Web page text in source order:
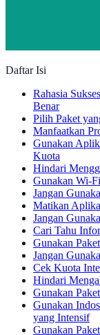
Daftar Isi
Rahasia
Benar
Pilih Paket
Manfaatkan
Gunakan
Kuota
Hindari
Gunakan Wi-
Jangan
Matikan
Jangan
Cari Tahu
Gunakan
Jangan
Cek Kuota
Hindari
Gunakan
Gunakan
yang Intensif
Gunakan